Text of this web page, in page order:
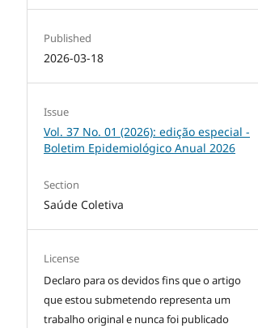
Published
2026-03-18
Issue
Vol. 37 No. 01 (2026): edição especial -
Boletim Epidemiológico Anual 2026
Section
Saúde Coletiva
License
Declaro para os devidos fins que o artigo
que estou submetendo representa um
trabalho original e nunca foi publicado